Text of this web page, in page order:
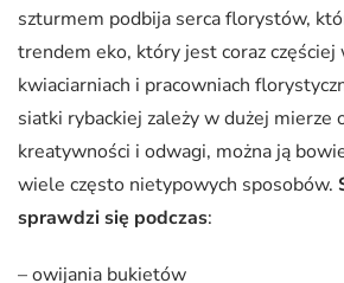
szturmem podbija serca florystów,
trendem eko, który jest coraz
kwiaciarniach i pracowniach
siatki rybackiej zależy w dużej mierze
kreatywności i odwagi, można ją
wiele często nietypowych sposobów.
sprawdzi się podczas:
– owijania bukietów